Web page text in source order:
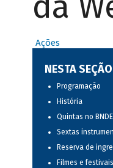
Ações
NESTA SEÇÃO
Programação
História
Quintas no
Sextas
Reserva de
Filmes e